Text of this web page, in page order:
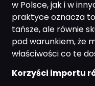
w Polsce, jak i w
praktyce oznacza
tańsze, ale równie
pod warunkiem, że
właściwości co te
Korzyści importu